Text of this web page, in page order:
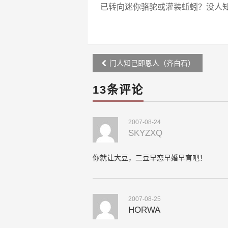
已转向迷你骆驼或灌装蚯蚓？没人
Post
navigation
门人知己即恩人（齐白石）
13条评论
2007-08-24
SKYZXQ
你就让大豆，二豆早恋早婚早育吧！
2007-08-25
HORWA